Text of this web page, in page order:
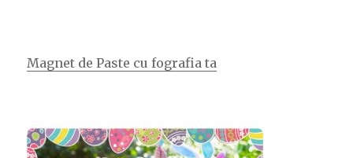
Magnet de Paste cu fografia ta